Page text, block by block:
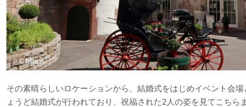
その素晴らしいロケーションから、結婚式をはじめイベント会
ょうど結婚式が行われており、祝福された2人の姿を見てこちら